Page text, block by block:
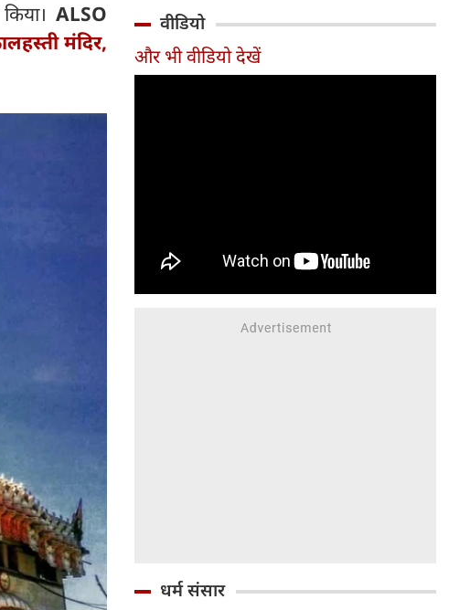
ALSO
मंदिर,
आप अपनी राशि के अनुसार चातुर्मास
में कुछ विशेष उपाय करते हैं, तो
वीडियो
और भी वीडियो देखें
धर्म संसार